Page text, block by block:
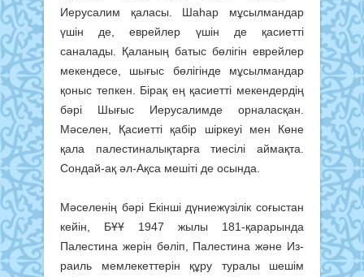
Иерусалим қаласы. Шаһар мұсылмандар
үшін де, еврейлер үшін де қасиетті
саналады. Қаланың батыс бөлігін еврейлер
мекендесе, шығыс бөлігінде мұсылмандар
қоныс тепкен. Бірақ ең қасиетті мекендердің
бәрі Шы­ғыс Иерусалимде орналасқан.
Мәселен, Қасиетті қабір шіркеуі мен Көне
қала палестиналықтарға тиесілі аймақта.
Сондай-ақ әл-Ақса мешіті де осында.
Мәселенің бәрі Екінші дүние­жүзілік соғыстан
кейін, БҰҰ 1947 жылы 181-қарарында
Палестина жерін бөліп, Палестина және Из­
раиль мемлекеттерін құру тура­лы шешім